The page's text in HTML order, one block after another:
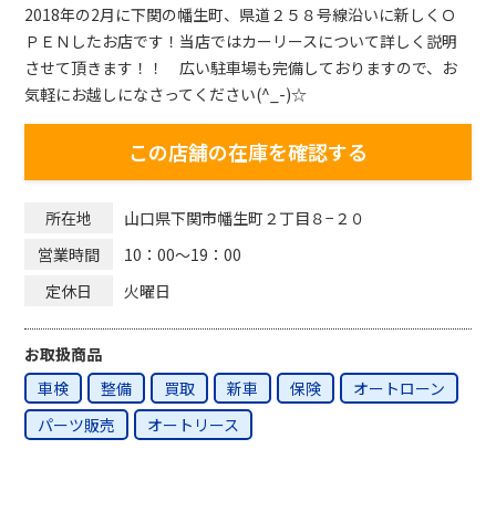
2018年の2月に下関の幡生町、県道２５８号線沿いに新しくＯ
ＰＥＮしたお店です！当店ではカーリースについて詳しく説明
させて頂きます！！ 広い駐車場も完備しておりますので、お
気軽にお越しになさってください(^_-)☆
この店舗の在庫を確認する
所在地
山口県下関市幡生町２丁目８−２０
営業時間
10：00〜19：00
定休日
火曜日
お取扱商品
車検
整備 買取 新車 保険
オートローン
パーツ販売
オートリース